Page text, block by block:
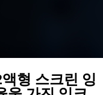
형 스크린 잉